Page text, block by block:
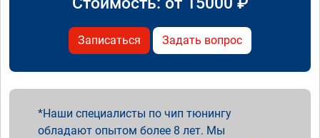
Записаться Задать вопрос
Наши специалисты по чип тюнингу
обладают опытом более 8 лет. Мы